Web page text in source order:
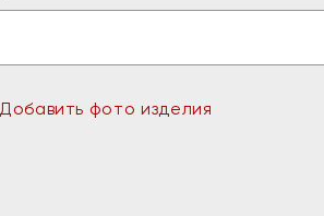
Добавить фото изделия